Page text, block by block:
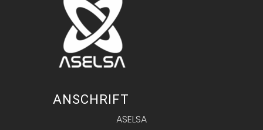
ANSCHRIFT
ASELSA